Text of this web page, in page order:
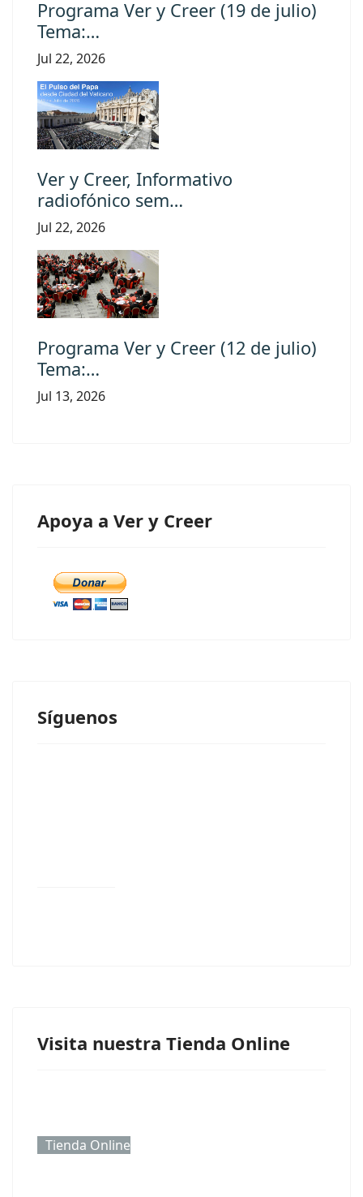
Programa Ver y Creer (19 de julio)
Tema:…
Jul 22, 2026
Ver y Creer, Informativo
radiofónico sem…
Jul 22, 2026
Programa Ver y Creer (12 de julio)
Tema:…
Jul 13, 2026
Apoya a Ver y Creer
Síguenos
Visita nuestra Tienda Online
Tienda Online